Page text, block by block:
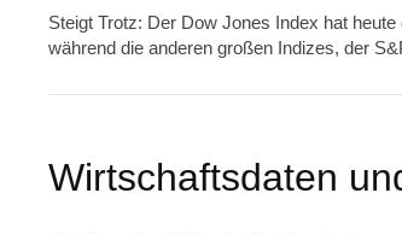
Steigt Trotz: Der Dow Jones Index hat
während die anderen großen Indizes, der
Wirtschaftsdaten